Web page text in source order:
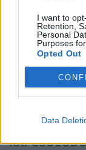
I want to
Retention,
Personal
Purposes
Opted Out
Data
GALÉRIA